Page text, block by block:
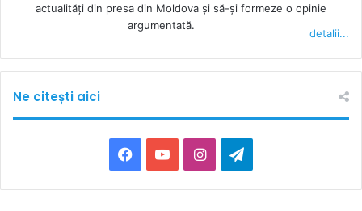
actualităţi din presa din Moldova şi să-şi formeze o opinie
argumentată.
detalii...
Ne citești aici
a
o
I
n
e